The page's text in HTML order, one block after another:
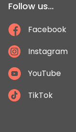
Follow us...
Facebook
Instagram
YouTube
TikTok